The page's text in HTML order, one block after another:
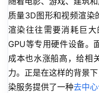
质量3D图形和视频渲染
渲染往往需要消耗巨
GPU等专用硬件设备。
成本也水涨船高，给相
力。正是在这样的背景下
染服务提供了一种去中